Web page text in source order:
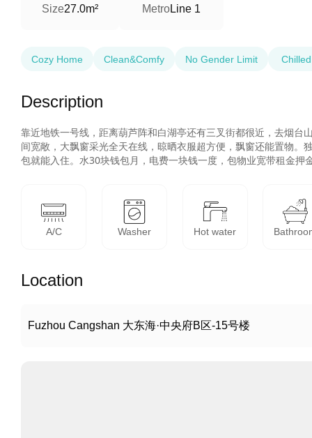
Size27.0m² MetroLine 1
Cozy Home Clean&Comfy No Gender Limit Chilled
Description
靠近地铁一号线，距离葫芦阵和白湖亭还有三叉街都很近，去烟
间宽敞，大飘窗采光全天在线，晾晒衣服超方便，飘窗还能置物
包就能入住。水30块钱包月，电费一块钱一度，包物业宽带租金押
A/C Washer Hot water
Location
Fuzhou Cangshan 大东海·中央府B区-15号楼